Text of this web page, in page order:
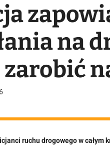
na
zarobić
ruchu drogowego w całym